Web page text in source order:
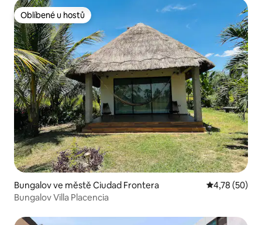
Oblíbené u hostů
Oblíbené u hostů
Bungalov ve městě Ciudad Frontera Průměrné
4,78 (50)
Bungalov Villa Placencia